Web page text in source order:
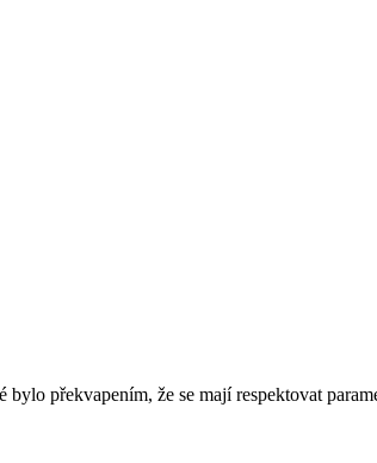
překvapením, že se mají respektovat